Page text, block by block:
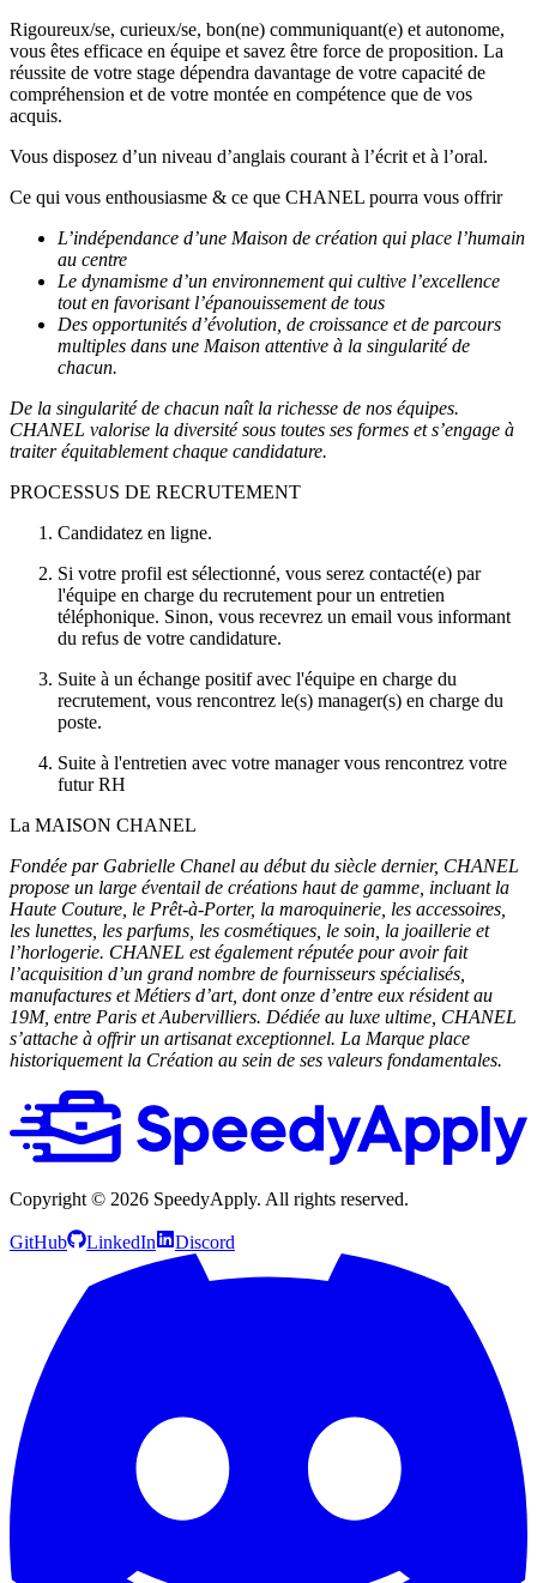
Rigoureux/se, curieux/se, bon(ne) communiquant(e) et autonome,
vous êtes efficace en équipe et savez être force de proposition. La
réussite de votre stage dépendra davantage de votre capacité de
compréhension et de votre montée en compétence que de vos
acquis.
Vous disposez d’un niveau d’anglais courant à l’écrit et à l’oral.
Ce qui vous enthousiasme & ce que CHANEL pourra vous offrir
L’indépendance d’une Maison de création qui place l’humain
au centre
Le dynamisme d’un environnement qui cultive l’excellence
tout en favorisant l’épanouissement de tous
Des opportunités d’évolution, de croissance et de parcours
multiples dans une Maison attentive à la singularité de
chacun.
De la singularité de chacun naît la richesse de nos équipes.
CHANEL valorise la diversité sous toutes ses formes et s’engage à
traiter équitablement chaque candidature.
PROCESSUS DE RECRUTEMENT
Candidatez en ligne.
Si votre profil est sélectionné, vous serez contacté(e) par
l'équipe en charge du recrutement pour un entretien
téléphonique. Sinon, vous recevrez un email vous informant
du refus de votre candidature.
Suite à un échange positif avec l'équipe en charge du
recrutement, vous rencontrez le(s) manager(s) en charge du
poste.
Suite à l'entretien avec votre manager vous rencontrez votre
futur RH
La MAISON CHANEL
Fondée par Gabrielle Chanel au début du siècle dernier, CHANEL
propose un large éventail de créations haut de gamme, incluant la
Haute Couture, le Prêt-à-Porter, la maroquinerie, les accessoires,
les lunettes, les parfums, les cosmétiques, le soin, la joaillerie et
l’horlogerie. CHANEL est également réputée pour avoir fait
l’acquisition d’un grand nombre de fournisseurs spécialisés,
manufactures et Métiers d’art, dont onze d’entre eux résident au
19M, entre Paris et Aubervilliers. Dédiée au luxe ultime, CHANEL
s’attache à offrir un artisanat exceptionnel. La Marque place
historiquement la Création au sein de ses valeurs fondamentales.
Copyright © 2026 SpeedyApply. All rights reserved.
GitHub LinkedIn Discord